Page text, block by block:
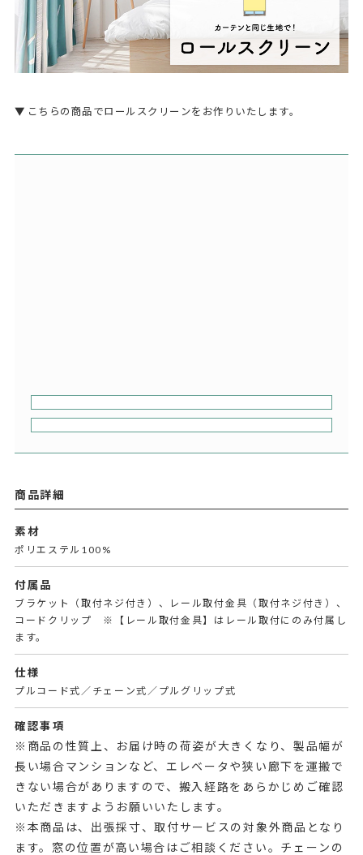
こちらの商品でロールスクリーンをお作りいたします。
商品詳細
素材
ポリエステル100%
付属品
ブラケット（取付ネジ付き）、レール取付金具（取付ネジ付き）、
コードクリップ ※【レール取付金具】はレール取付にのみ付属し
ます。
仕様
プルコード式／チェーン式／プルグリップ式
確認事項
※商品の性質上、お届け時の荷姿が大きくなり、製品幅が
長い場合マンションなど、エレベータや狭い廊下を運搬で
きない場合がありますので、搬入経路をあらかじめご確認
いただきますようお願いいたします。
※本商品は、出張採寸、取付サービスの対象外商品となり
ます。窓の位置が高い場合はご相談ください。チェーンの